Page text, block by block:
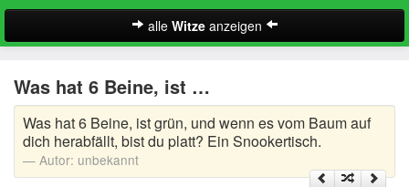
alle Witzeanzeigen
A-Klasse Witze
Akademiker Witze
Al Bundy Sprüche
Was hat 6 Beine, ist …
Was hat 6 Beine, ist grün, und wenn es vom Baum auf
dich herabfällt, bist du platt? Ein Snookertisch.
Autor: unbekannt